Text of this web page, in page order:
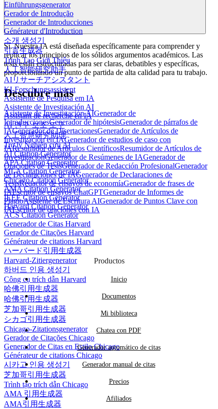
Einführungsgenerator
Gerador de Introdução
Generador de Introducciones
Générateur d'Introduction
소개 생성기
引言生成器
Trình Tạo Giới Thiệu
人工智能研究助手
AIリサーチアシスタント
KI-Forschungsassistent
Assistente de Pesquisa em IA
Asistente de Investigación AI
Assistant de recherche en IA
AI 연구 보조 도구
人工智慧研究助理
Trợ lý Nghiên cứu AI
AI Citation Generator
APA Citation Generator
MLA Citation Generator
Chicago Citation Generator
AMA Citation Generator
IEEE Citation Generator
Harvard Citation Generator
ACS Citation Generator
Generador de Citas Harvard
Gerador de Citações Harvard
Générateur de citations Harvard
ハーバード引用生成器
Harvard-Zitiergenerator
하버드 인용 생성기
Công cụ trích dẫn Harvard
哈佛引用生成器
哈佛引用生成器
芝加哥引用生成器
シカゴ引用生成器
Chicago-Zitationsgenerator
Gerador de Citações Chicago
Generador de Citas en Estilo Chicago
Générateur de citations Chicago
시카고 인용 생성기
芝加哥引用生成器
Trình tạo trích dẫn Chicago
AMA 引用生成器
AMA引用生成器
Sí. Nuestra IA está diseñada específicamente para comprender y
replicar los principios de los sólidos argumentos académicos. Las
tesis están estructuradas para ser claras, debatibles y específicas,
proporcionando un punto de partida de alta calidad para tu trabajo.
Descubre más
Asistente de Investigación AIGenerador de
IntroduccionesGenerador de hipótesisGenerador de párrafos de
IAGenerador de DisertacionesGenerador de Artículos de
Investigación en IAGenerador de estudios de caso con
IAResumidor de Artículos CientíficosResumidor de Artículos de
InvestigaciónGenerador de Resúmenes de IAGenerador de
Oraciones de TesisGenerador de Redacción ProfesionalGenerador
de Declaraciones de IAGenerador de Declaraciones de
TesisRedactor de ensayos de economíaGenerador de frases de
IAEscritor de ensayos ChatGPTGenerador de Informes de
PlagioAsistente de Escritura AIGenerador de Puntos Clave con
IAEscritor de oraciones con IA
Productos
Inicio
Documentos
Mi biblioteca
Chatea con PDF
Generador automático de citas
Generador manual de citas
Precios
Afiliados